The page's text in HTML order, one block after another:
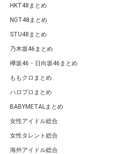
HKT48まとめ
NGT48まとめ
STU48まとめ
乃木坂46まとめ
欅坂46・日向坂46まとめ
ももクロまとめ
ハロプロまとめ
BABYMETALまとめ
女性アイドル総合
女性タレント総合
海外アイドル総合